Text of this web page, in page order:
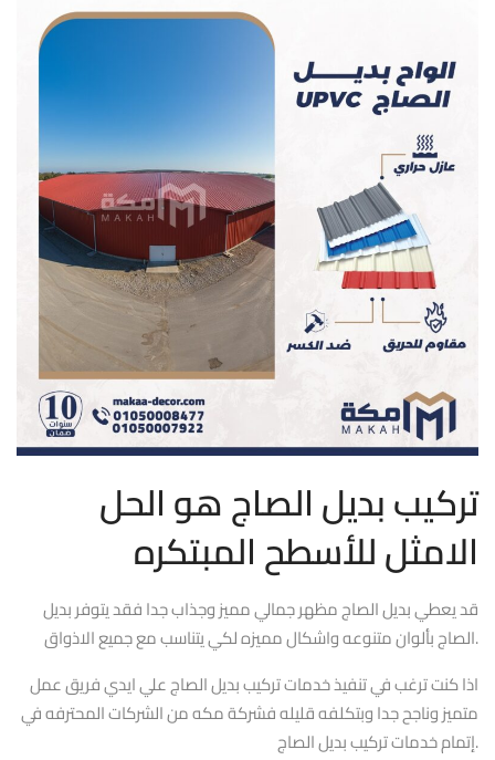
تركيب بديل الصاج هو الحل
الامثل للأسطح المبتكره
قد يعطي بديل الصاج مظهر جمالي مميز وجذاب جدا فقد يتوفر بديل
الصاج بألوان متنوعه واشكال مميزه لكي يتناسب مع جميع الاذواق.
اذا كنت ترغب في تنفيذ خدمات تركيب بديل الصاج علي ايدي فريق عمل
متميز وناجح جدا وبتكلفه قليله فشركة مكه من الشركات المحترفه في
إتمام خدمات تركيب بديل الصاج.